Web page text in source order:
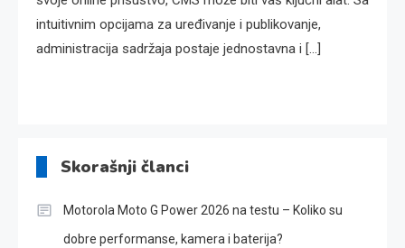
intuitivnim opcijama za uređivanje i publikovanje,
administracija sadržaja postaje jednostavna i […]
Skorašnji članci
Motorola Moto G Power 2026 na testu – Koliko su
dobre performanse, kamera i baterija?